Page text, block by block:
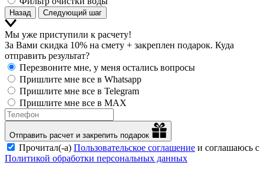
Назад Следующий шаг
Мы уже приступили к расчету!
За Вами скидка 10% на смету + закреплен подарок. Куда
отправить результат?
Перезвоните мне, у меня остались вопросы
Пришлите мне все в Whatsapp
Пришлите мне все в Telegram
Пришлите мне все в MAX
Отправить расчет и закрепить подарок
Прочитал(-а) Пользовательское соглашение и соглашаюсь с
Политикой обработки персональных данных